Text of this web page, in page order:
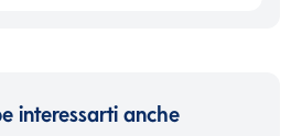
interessarti anche